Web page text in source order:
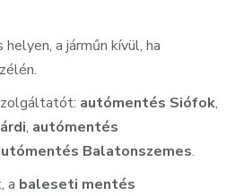
a járműn kívül, ha
autómentés Siófok,
, autómentés
Balatonszemes.
a baleseti mentés